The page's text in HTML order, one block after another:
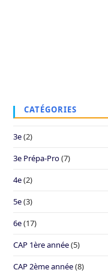
CATÉGORIES
3e(2)
3e Prépa-Pro(7)
4e(2)
5e(3)
6e(17)
CAP 1ère année(5)
CAP 2ème année(8)